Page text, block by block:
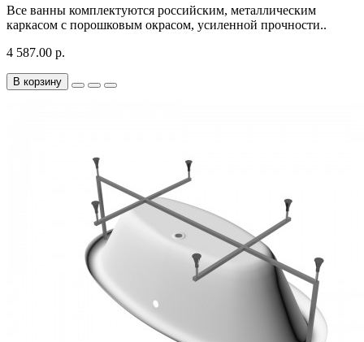
Все ванны комплектуются российским, металлическим
каркасом с порошковым окрасом, усиленной прочности..
4 587.00 р.
В корзину